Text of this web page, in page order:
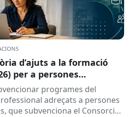
d’ajuts a la formació
per a persones
programes del
adreçats a persones
que subvenciona el Consorci